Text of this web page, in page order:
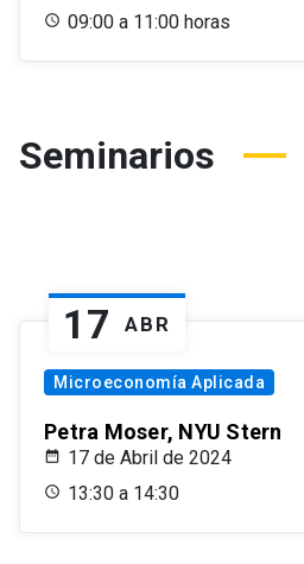
09:00 a 11:00 horas
Seminarios
17 ABR
Microeconomía Aplicada
Petra Moser, NYU Stern
17 de Abril de 2024
13:30 a 14:30